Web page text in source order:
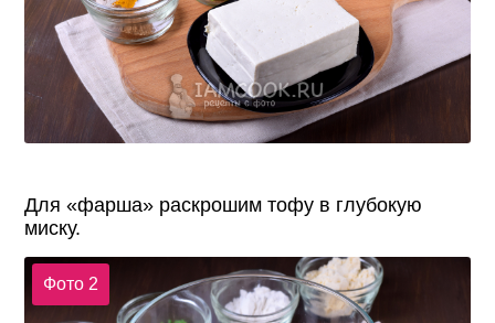
Для «фарша» раскрошим тофу в глубокую
миску.
Фото 2